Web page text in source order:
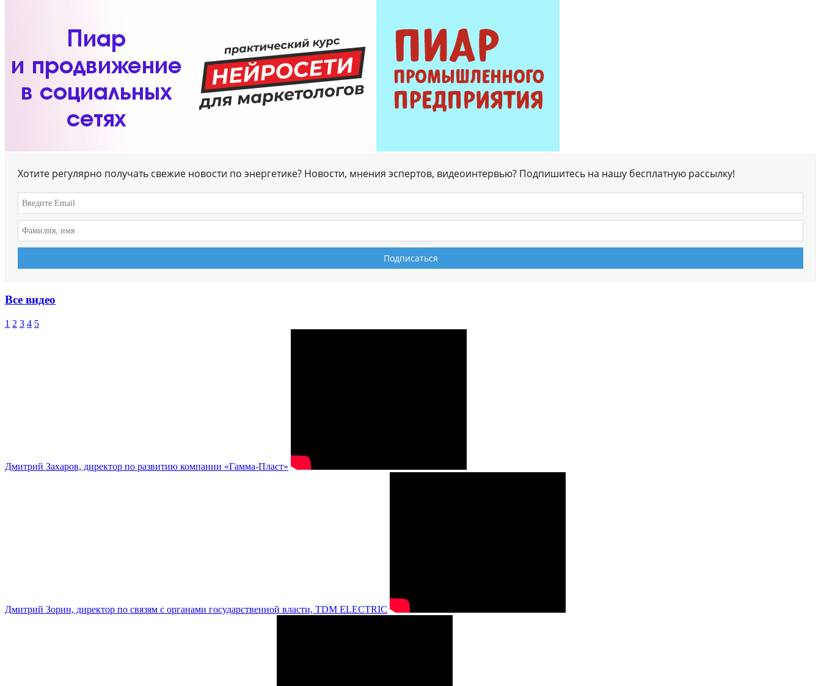
Хотите регулярно получать свежие новости по энергетике? Новости, мнения эспертов, видеоинтервью? Подпишитесь на нашу бесплатную рассылку!
Все видео
1 2 3 4 5
Дмитрий Захаров, директор по развитию компании «Гамма-Пласт»
Дмитрий Зорин, директор по связям с органами государственной власти, TDM ELECTRIC